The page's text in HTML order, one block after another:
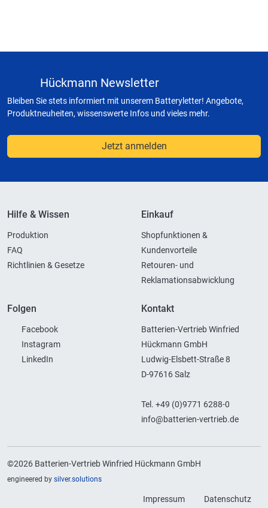
Hückmann Newsletter
Bleiben Sie stets informiert mit unserem Batteryletter! Angebote,
Produktneuheiten, wissenswerte Infos und vieles mehr.
Jetzt anmelden
Hilfe & Wissen
Produktion
FAQ
Richtlinien & Gesetze
Einkauf
Shopfunktionen &
Kundenvorteile
Retouren- und
Reklamationsabwicklung
Folgen
Facebook
Instagram
LinkedIn
Kontakt
Batterien-Vertrieb Winfried
Hückmann GmbH
Ludwig-Elsbett-Straße 8
D-97616 Salz
Tel. +49 (0)9771 6288-0
info@batterien-vertrieb.de
©2026 Batterien-Vertrieb Winfried Hückmann GmbH
engineered by silver.solutions
Impressum Datenschutz